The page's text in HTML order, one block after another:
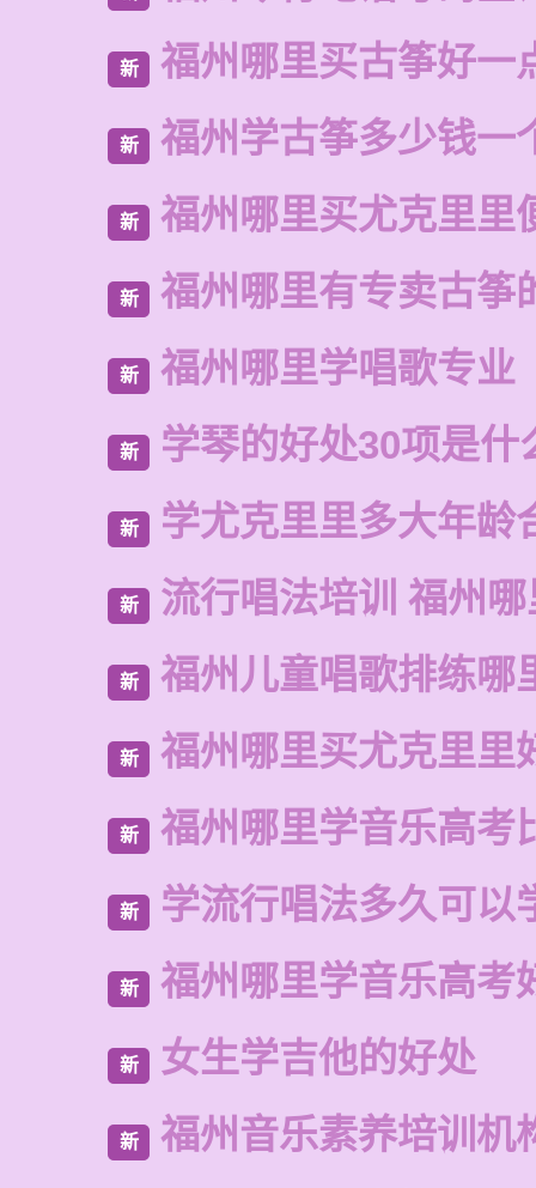
新 福州哪里买古筝好一
新 福州学古筝多少钱一
新 福州哪里买尤克里里
新 福州哪里有专卖古筝
新 福州哪里学唱歌专业
新 学琴的好处30项是什
新 学尤克里里多大年龄
新 流行唱法培训 福州
新 福州儿童唱歌排练哪
新 福州哪里买尤克里里
新 福州哪里学音乐高考
新 学流行唱法多久可以
新 福州哪里学音乐高考
新 女生学吉他的好处
新 福州音乐素养培训机